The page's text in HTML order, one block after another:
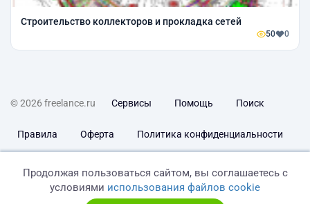
Строительство коллекторов и прокладка сетей
50 0
© 2026 freelance.ru Сервисы Помощь Поиск
Правила Оферта Политика конфиденциальности
Продолжая пользоваться сайтом, вы соглашаетесь с
условиями использования файлов cookie